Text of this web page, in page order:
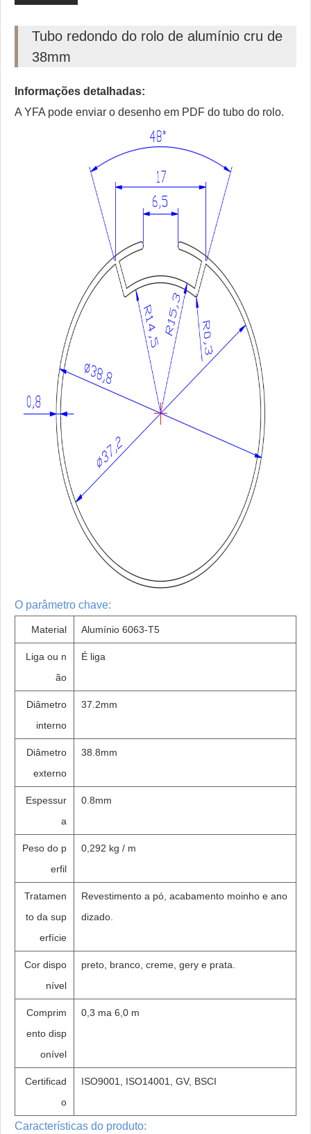
Tubo redondo do rolo de alumínio cru de
38mm
Informações detalhadas:
A YFA pode enviar o desenho em PDF do tubo do rolo.
O parâmetro chave:
Material Alumínio 6063-T5
Liga ou n
ão
É liga
Diâmetro
interno
37.2mm
Diâmetro
externo
38.8mm
Espessur
a
0.8mm
Peso do p
erfil
0,292 kg / m
Tratamen
to da sup
erfície
Revestimento a pó, acabamento moinho e ano
dizado.
Cor dispo
nível
preto, branco, creme, gery e prata.
Comprim
ento disp
onível
0,3 ma 6,0 m
Certificad
o
ISO9001, ISO14001, GV, BSCI
Características do produto: